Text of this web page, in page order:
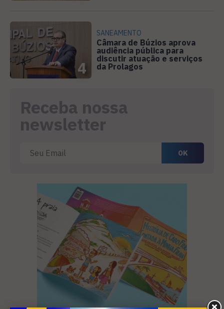
4
SANEAMENTO
Câmara de Búzios aprova
audiência pública para
discutir atuação e serviços
da Prolagos
Receba nossa
newsletter